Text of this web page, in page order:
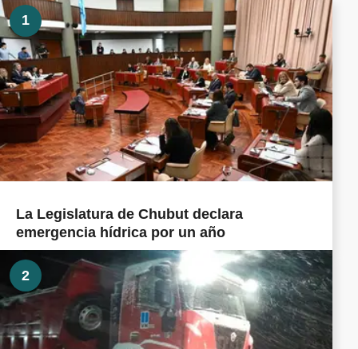
1
La Legislatura de Chubut declara
emergencia hídrica por un año
2